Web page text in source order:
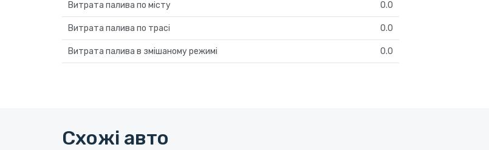
Витрата палива по місту 0.0
Витрата палива по трасі 0.0
Витрата палива в змішаному режимі 0.0
Схожі авто